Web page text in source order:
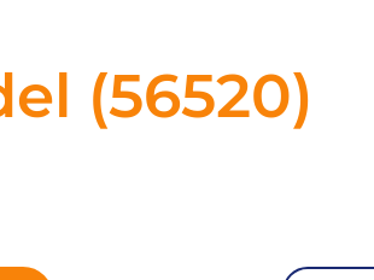
(56520)